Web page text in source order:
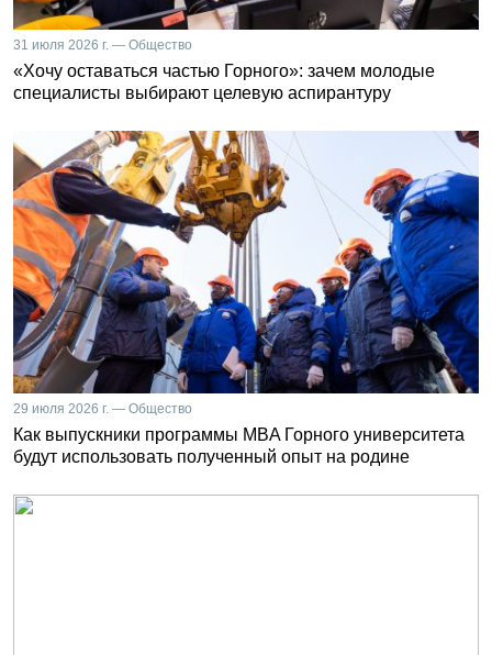
31 июля 2026 г. — Общество
«Хочу оставаться частью Горного»: зачем молодые
специалисты выбирают целевую аспирантуру
29 июля 2026 г. — Общество
Как выпускники программы MBA Горного университета
будут использовать полученный опыт на родине